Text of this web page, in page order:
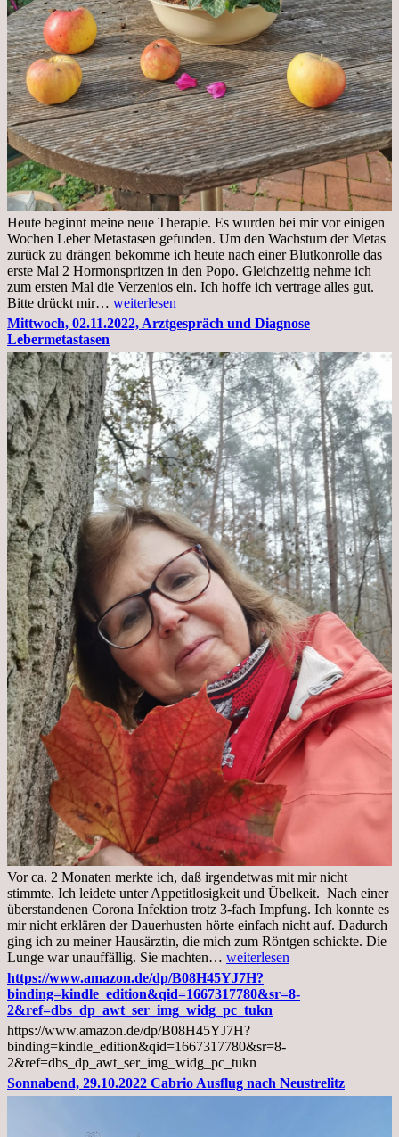
Heute beginnt meine neue Therapie. Es wurden bei mir vor einigen
Wochen Leber Metastasen gefunden. Um den Wachstum der Metas
zurück zu drängen bekomme ich heute nach einer Blutkonrolle das
erste Mal 2 Hormonspritzen in den Popo. Gleichzeitig nehme ich
zum ersten Mal die Verzenios ein. Ich hoffe ich vertrage alles gut.
Bitte drückt mir… Mittwoch,
09.11.2022
weiterlesen
Mittwoch, 02.11.2022, Arztgespräch und Diagnose
Lebermetastasen
Vor ca. 2 Monaten merkte ich, daß irgendetwas mit mir nicht
stimmte. Ich leidete unter Appetitlosigkeit und Übelkeit. Nach einer
überstandenen Corona Infektion trotz 3-fach Impfung. Ich konnte es
mir nicht erklären der Dauerhusten hörte einfach nicht auf. Dadurch
ging ich zu meiner Hausärztin, die mich zum Röntgen schickte. Die
Lunge war unauffällig. Sie machten… Mittwoch,
02.11.2022,
Arztgespräch
und
Diagnose
Lebermetastasen
weiterlesen
https://www.amazon.de/dp/B08H45YJ7H?
binding=kindle_edition&qid=1667317780&sr=8-
2&ref=dbs_dp_awt_ser_img_widg_pc_tukn
https://www.amazon.de/dp/B08H45YJ7H?
binding=kindle_edition&qid=1667317780&sr=8-
2&ref=dbs_dp_awt_ser_img_widg_pc_tukn
Sonnabend, 29.10.2022 Cabrio Ausflug nach Neustrelitz